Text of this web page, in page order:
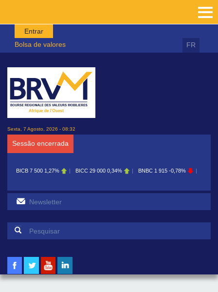
Passar para o conteúdo principal
Entrar
Bolsa de valores
FR
Sexta, 7 Agosto, 2026 - 08:32
Sessão encerrada
BICB 7 500 1,27% BICC 29 000 0,34% BNBC 1 915 -0,78%
Formulário de pesquisa